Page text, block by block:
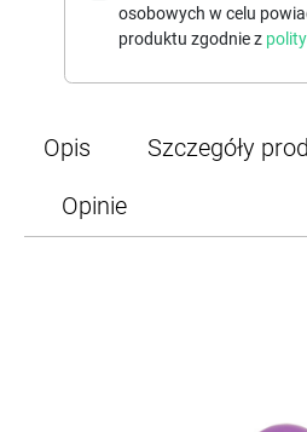
osobowych w celu
produktu zgodnie z
Opis
Szczegóły
Opinie